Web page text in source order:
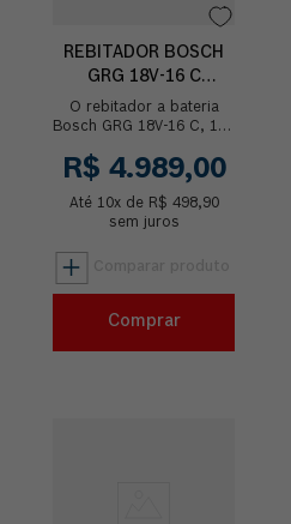
REBITADOR BOSCH
GRG 18V-16 C
BRUSHLESS SEM
BATERIA
O rebitador a bateria
Bosch GRG 18V-16 C, 18V
para aplicar rebites de
forma rápida e prática...
R$ 4.989,00
Até 10x de R$ 498,90
sem juros
Comprar